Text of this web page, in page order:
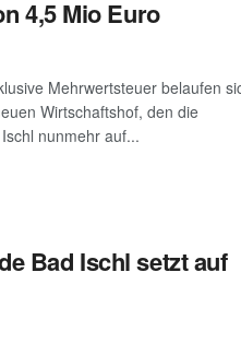
4,5 Mio Euro
Mehrwertsteuer belaufen
Wirtschaftshof, den die
nunmehr auf...
Bad Ischl setzt auf